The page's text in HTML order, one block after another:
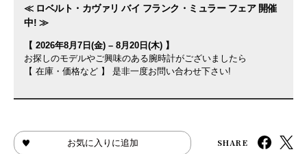
≪ ロベルト・カヴァリ バイ フランク・ミュラー フェア 開催
中! ≫
【 2026年8月7日(金) – 8月20日(木) 】
お探しのモデルやご興味のある腕時計がございましたら
【 在庫・価格など 】 是非一度お問い合わせ下さい!
お気に入りに追加 SHARE